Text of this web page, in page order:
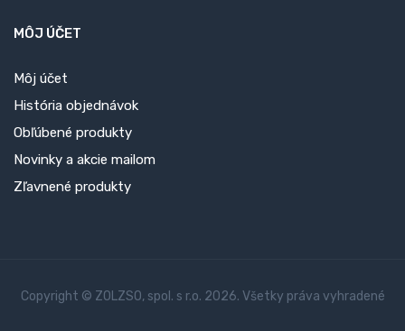
MÔJ ÚČET
Môj účet
História objednávok
Obľúbené produkty
Novinky a akcie mailom
Zľavnené produkty
Copyright © ZOLZSO, spol. s r.o. 2026. Všetky práva vyhradené